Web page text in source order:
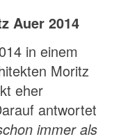
Auer 2014
in einem
Moritz
eher
antwortet
immer als